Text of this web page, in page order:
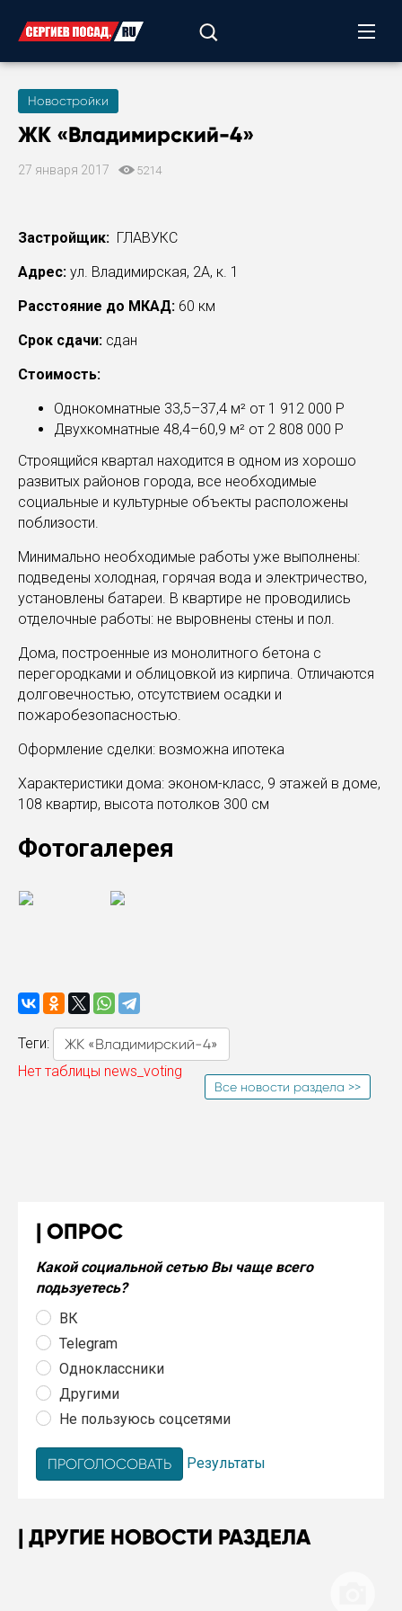
Новостройки
ЖК «Владимирский-4»
27 января 2017 5214
Застройщик: ГЛАВУКС
Адрес: ул. Владимирская, 2А, к. 1
Расстояние до МКАД: 60 км
Срок сдачи: сдан
Стоимость:
Однокомнатные 33,5–37,4 м² от 1 912 000 Р
Двухкомнатные 48,4–60,9 м² от 2 808 000 Р
Строящийся квартал находится в одном из хорошо
развитых районов города, все необходимые
социальные и культурные объекты расположены
поблизости.
Минимально необходимые работы уже выполнены:
подведены холодная, горячая вода и электричество,
установлены батареи. В квартире не проводились
отделочные работы: не выровнены стены и пол.
Дома, построенные из монолитного бетона с
перегородками и облицовкой из кирпича. Отличаются
долговечностью, отсутствием осадки и
пожаробезопасностью.
Оформление сделки: возможна ипотека
Характеристики дома: эконом-класс, 9 этажей в доме,
108 квартир, высота потолков 300 см
Фотогалерея
Теги:
ЖК «Владимирский-4»
Нет таблицы news_voting
Все новости раздела >>
ОПРОС
Какой социальной сетью Вы чаще всего
подьзуетесь?
ВК
Telegram
Одноклассники
Другими
Не пользуюсь соцсетями
Результаты
ДРУГИЕ НОВОСТИ РАЗДЕЛА